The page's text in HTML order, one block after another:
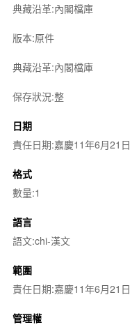
典藏沿革:內閣檔庫
版本:原件
典藏沿革:內閣檔庫
保存狀況:整
日期
責任日期:嘉慶11年6月21日
格式
數量:1
語言
語文:chi-漢文
範圍
責任日期:嘉慶11年6月21日
管理權